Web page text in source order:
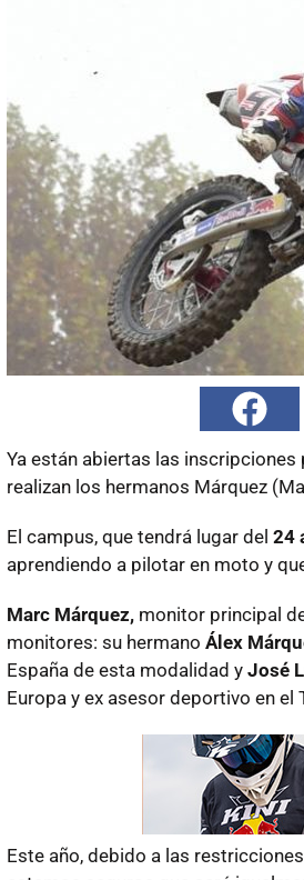
Ya están abiertas las
realizan los hermanos Márquez
El campus, que tendrá lugar del 24
aprendiendo a pilotar en moto y
Marc Márquez,monitor principal
monitores: su hermano Álex
España de esta modalidad y José
Europa y ex asesor deportivo en el
Este año, debido a las